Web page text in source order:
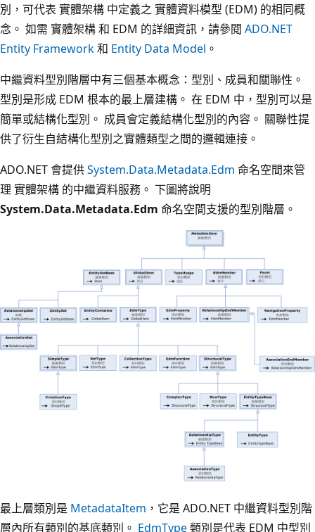
別，可代表 實體架構 中定義之 實體資料模型 (EDM) 的相同概
念。 如需 實體架構 和 EDM 的詳細資訊，請參閱 ADO.NET
Entity Framework和 Entity Data Model 。
中繼資料型別階層中有三個基本概念：型別、成員和關聯性。
型別是形成 EDM 根本的最上層建構。 在 EDM 中，型別可以是
簡單或結構化型別。 成員會定義結構化型別的內容。 關聯性提
供了衍生自結構化型別之實體類型之間的邏輯連接。
ADO.NET 會提供System.Data.Metadata.Edm 命名空間來管
理 實體架構 的中繼資料服務。 下圖將說明
System.Data.Metadata.Edm 命名空間支援的型別階層。
最上層類別是 MetadataItem ，它是 ADO.NET 中繼資料型別階
層內所有類別的基底類別。 EdmType類別是代表 EDM 中型別